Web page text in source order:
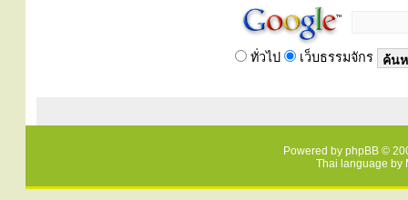
ทั่วไป เว็บธรรมจักร
Powered by phpBB ©
Thai language by